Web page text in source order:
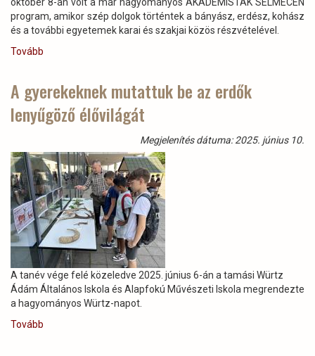
program, amikor szép dolgok történtek a bányász, erdész, kohász
és a további egyetemek karai és szakjai közös részvételével.
Tovább
történt:
emléktábla
avatás
(2011.
október
8.)
Határokon
átívelő
több
évszázados
selmeci
hagyomány
és
összetartás)
A gyerekeknek mutattuk be az erdők
lenyűgöző élővilágát
Megjelenítés dátuma: 2025. június 10.
A tanév vége felé közeledve 2025. június 6-án a tamási Würtz
Ádám Általános Iskola és Alapfokú Művészeti Iskola megrendezte
a hagyományos Würtz-napot.
Tovább